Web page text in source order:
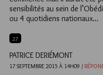
sensibilités au sein de
ou 4 quotidiens nationaux…
27
PATRICE DERIÉMONT
17 SEPTEMBRE 2015 À 14H09 /